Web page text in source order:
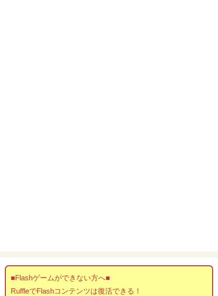
■Flashゲームができない方へ■
RuffleでFlashコンテンツは復活できる！